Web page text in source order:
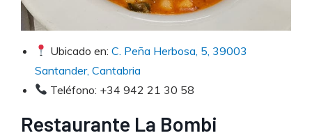
Ubicado en:C. Peña Herbosa, 5, 39003
Santander, Cantabria
Teléfono: +34 942 21 30 58
Restaurante La Bombi